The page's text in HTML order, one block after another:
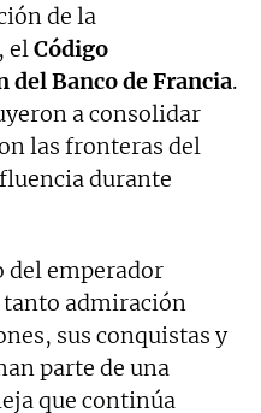
de la
elCódigo
del Banco de Francia.
a consolidar
las fronteras del
durante
del emperador
tanto admiración
sus conquistas y
parte de una
que continúa